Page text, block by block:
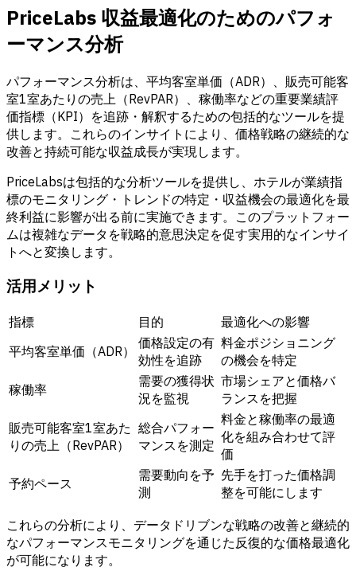
PriceLabs 収益最適化のためのパフォ
ーマンス分析
パフォーマンス分析は、 平均客室単価（ADR）
販売可能客
室1室あたりの売上（RevPAR）
、稼働率などの重要業績評
価指標（KPI）を追跡・解釈するための包括的なツールを提
供します。これらのインサイトにより、価格戦略の継続的な
改善と持続可能な収益成長が実現します。
PriceLabsは包括的な分析ツールを提供し、ホテルが業績指
標のモニタリング・トレンドの特定・収益機会の最適化を最
終利益に影響が出る前に実施できます。このプラットフォー
ムは複雑なデータを戦略的意思決定を促す実用的なインサイ
トへと変換します。
活用メリット
指標 目的
最適化への影響
平均客室単価（ADR）
価格設定の有
効性を追跡
料金ポジショニング
の機会を特定
稼働率
需要の獲得状
況を監視
市場シェアと価格バ
ランスを把握
販売可能客室1室あた
りの売上（RevPAR）
総合パフォー
マンスを測定
料金と稼働率の最適
化を組み合わせて評
価
予約ペース
需要動向を予
測
先手を打った価格調
整を可能にします
これらの分析により、データドリブンな戦略の改善と継続的
なパフォーマンスモニタリングを通じた反復的な価格最適化
が可能になります。